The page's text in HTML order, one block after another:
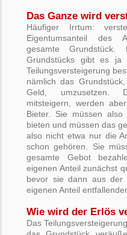
Das Ganze wird
Häufiger Irrtum:
Eigentumsanteil des
gesamte
Grundstücks gibt es
Teilungsversteigerung
nämlich das
Geld, umzusetzen.
mitsteigern, werden
Bieter. Sie müssen
bieten und müssen das
also nicht etwa nur die
schon gehören. Sie
gesamte Gebot
eigenen Anteil zunächst
bevor sie dann aus der
eigenen Anteil
Wie wird der Erlös
Das